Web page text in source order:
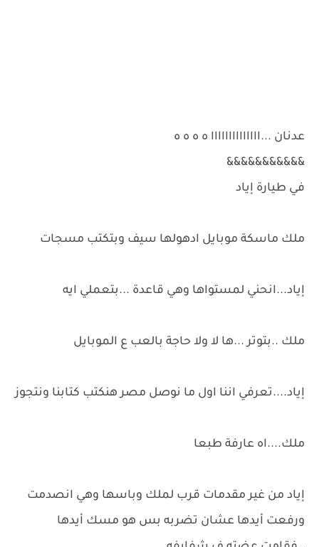
عدنان ...اااااااااااااا ه ه ه ه
&&&&&&&&&&&
في طيارة إياد
ملك ماسكة موبايل ادهولها سيف وبتكتب مسجات
إياد...انحني لمستواها وهي قاعدة ...بتعملي ايه
ملك ..بتوتر ...ها لا ولا حاجة بالعب ع الموبايل
إياد....تعرفي اننا اول ما نوصل مصر هنكتب كتابنا ونتجوز
ملك....اه عارفة طبعا
إياد من غير مقدمات قرب لملك وباسها وهي انصدمت
ورفعت أيدها عشان تضربه بس هو مسك أيدها